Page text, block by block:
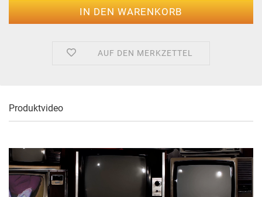
AUF DEN MERKZETTEL
Produktvideo